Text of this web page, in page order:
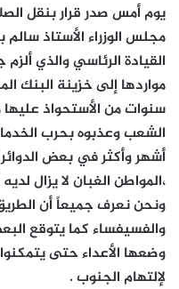
يوم أمس صدر قرار بنقل
مجلس الوزراء الأستاذ
القيادة الرئاسي والذي
مواردها إلى خزينة البنك
سنوات من الأستحواذ
الشعب وعذبوه بحرب
أشهر وأكثر في بعض
،المواطن الغبان لا يزال
ونحن نعرف جميعاً أن
والفسيفساء كما يتوقع
وضعها الأعداء حتى
لإلتهام الجنوب .